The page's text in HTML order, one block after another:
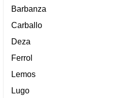
Barbanza
Carballo
Deza
Ferrol
Lemos
Lugo